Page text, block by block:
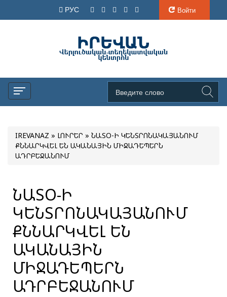
РУС Войти
IREVANAZ » ԼՈՒՐԵՐ » ՆԱՏՕ-Ի ԿԵՆՏՐՈՆԱԿԱՅԱՆՈՒՄ
ՔՆՆԱՐԿՎԵԼ ԵՆ ԱԿԱՆԱՅԻՆ ՄԻՋԱԴԵՊԵՐՆ
ԱԴՐԲԵՋԱՆՈՒՄ
ՆԱՏՕ-Ի
ԿԵՆՏՐՈՆԱԿԱՅԱՆՈՒՄ
ՔՆՆԱՐԿՎԵԼ ԵՆ
ԱԿԱՆԱՅԻՆ
ՄԻՋԱԴԵՊԵՐՆ
ԱԴՐԲԵՋԱՆՈՒՄ